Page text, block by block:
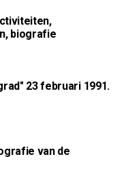
biografie
23 februari 1991.
van de